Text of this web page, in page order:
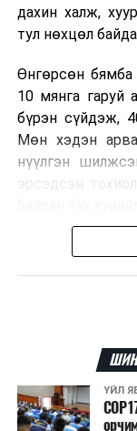
дахин халж,
тул нөхцөл
Өнгөрсөн бямба
10 мянга гаруй
бүрэн сүйдэж,
Мөн хэдэн
нүүлгэн
эрсэдсэн
Албаныхны
шатаасан гэх
шалтгааныг
аянгын улмаас
Одоогоор АНУ
ҮЙЛ